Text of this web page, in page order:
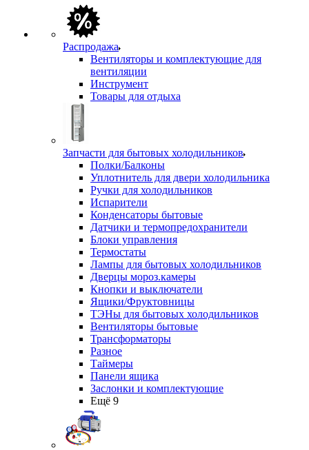
Распродажа
Вентиляторы и комплектующие для
вентиляции
Инструмент
Товары для отдыха
Запчасти для бытовых холодильников
Полки/Балконы
Уплотнитель для двери холодильника
Ручки для холодильников
Испарители
Конденсаторы бытовые
Датчики и термопредохранители
Блоки управления
Термостаты
Лампы для бытовых холодильников
Дверцы мороз.камеры
Кнопки и выключатели
Ящики/Фруктовницы
ТЭНы для бытовых холодильников
Вентиляторы бытовые
Трансформаторы
Разное
Таймеры
Панели ящика
Заслонки и комплектующие
Ещё 9